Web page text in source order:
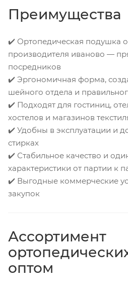
Преимущества
✔️ Ортопедическая подушка
производителя иваново —
посредников
✔️ Эргономичная форма,
шейного отдела и
✔️ Подходят для гостиниц,
хостелов и магазинов
✔️ Удобны в эксплуатации и
стирках
✔️ Стабильное качество и
характеристики от партии к
✔️ Выгодные коммерческие
закупок
Ассортимент
оптом